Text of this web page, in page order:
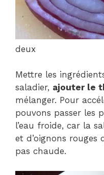
deux
Mettre les
saladier, ajouter le
mélanger. Pour
pouvons passer les
l’eau froide, car la
et d’oignons rouges
pas chaude.